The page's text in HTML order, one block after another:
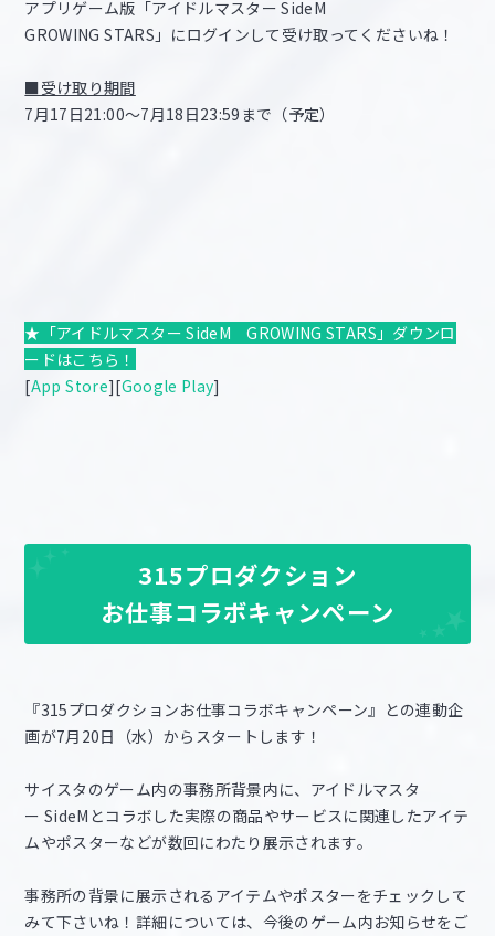
アプリゲーム版「アイドルマスター SideM
GROWING STARS」にログインして受け取ってくださいね！
■受け取り期間
7月17日21:00～7月18日23:59まで（予定）
★「アイドルマスター SideM GROWING STARS」ダウンロ
ードはこちら！
[App Store][Google Play]
315プロダクション
お仕事コラボキャンペーン
『315プロダクションお仕事コラボキャンペーン』との連動企
画が7月20日（水）からスタートします！
サイスタのゲーム内の事務所背景内に、アイドルマスタ
ー SideMとコラボした実際の商品やサービスに関連したアイテ
ムやポスターなどが数回にわたり展示されます。
事務所の背景に展示されるアイテムやポスターをチェックして
みて下さいね！詳細については、今後のゲーム内お知らせをご